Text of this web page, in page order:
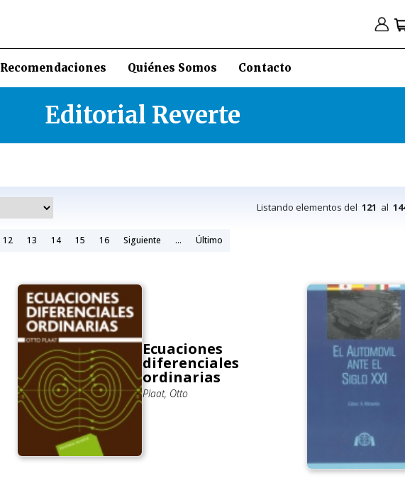
Recomendaciones Quiénes Somos Contacto
Editorial Reverte
Listando elementos del 121 al
12 13 14 15 16 Siguiente ... Último
Ecuaciones
diferenciales
ordinarias
Plaat, Otto